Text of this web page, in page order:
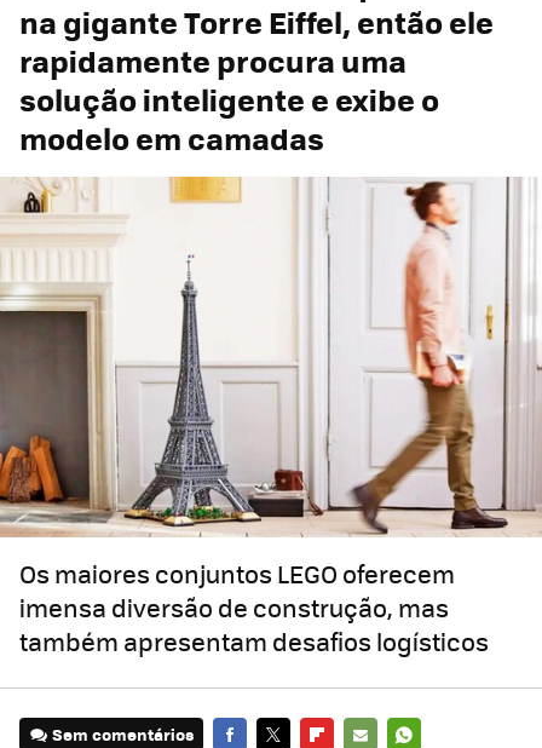
na gigante Torre Eiffel, então ele
rapidamente procura uma
solução inteligente e exibe o
modelo em camadas
Os maiores conjuntos LEGO oferecem
imensa diversão de construção, mas
também apresentam desafios logísticos
Sem comentários